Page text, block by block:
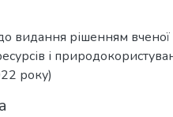
видання рішенням
і
року)